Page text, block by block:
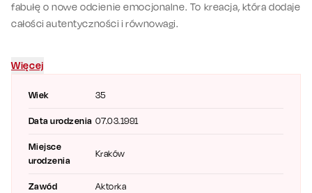
Wiek 35
Data urodzenia 07.03.1991
Miejsce
urodzenia
Kraków
Zawód Aktorka
fabułę o nowe odcienie emocjonalne. To kreacja, która dodaje
całości autentyczności i równowagi.
Więcej